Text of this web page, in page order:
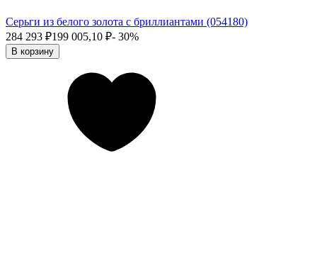
Серьги из белого золота с бриллиантами (054180)
284 293 ₽199 005,10 ₽- 30%
В корзину